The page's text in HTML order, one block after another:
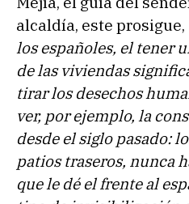
alcaldía, este prosigue,
los españoles, el tener
de las viviendas
tirar los desechos
ver, por ejemplo, la
desde el siglo pasado:
patios traseros, nunca
que le dé el frente al